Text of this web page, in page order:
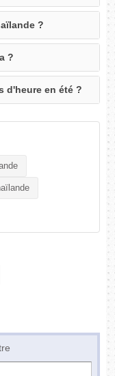
?
?
d'heure en été ?